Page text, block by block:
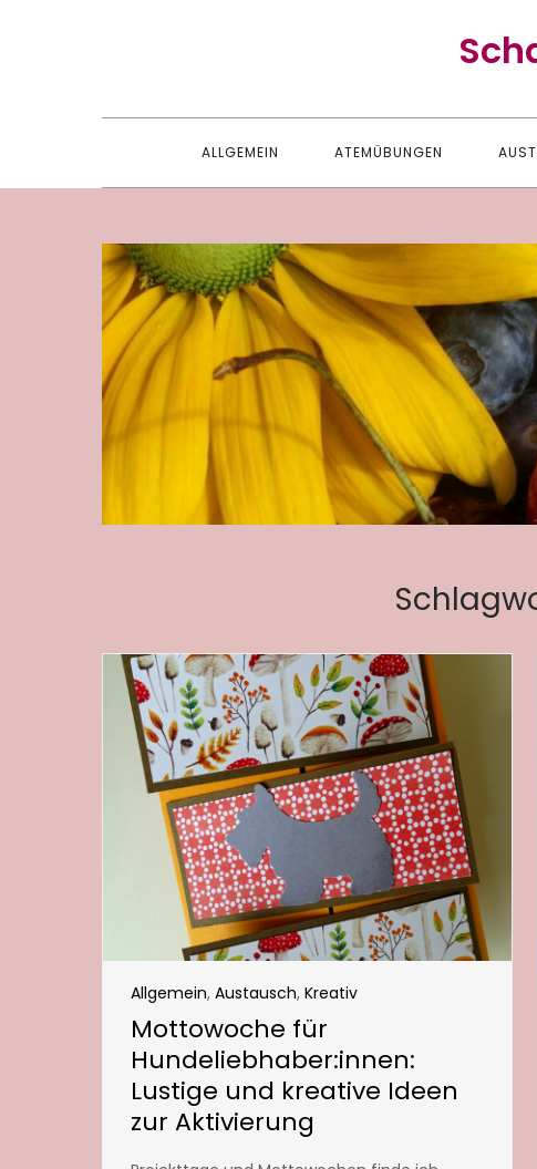
ALLGEMEIN ATEMÜBUNGEN
Allgemein, Austausch, Kreativ
Mottowoche für
Hundeliebhaber:innen:
Lustige und kreative Ideen
zur Aktivierung